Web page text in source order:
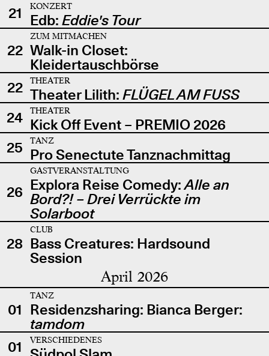
21
KONZERT
Edb: Eddie's Tour
22
ZUM MITMACHEN
Walk-in Closet:
Kleidertauschbörse
22
THEATER
Theater Lilith: FLÜGEL AM FUSS
24
THEATER
Kick Off Event – PREMIO 2026
25
TANZ
Pro Senectute Tanznachmittag
26
GASTVERANSTALTUNG
Explora Reise Comedy:Alle an
Bord?! – Drei Verrückte im
Solarboot
28
CLUB
Bass Creatures: Hardsound
Session
April 2026
01
TANZ
Residenzsharing: Bianca Berger:
tamdom
01
VERSCHIEDENES